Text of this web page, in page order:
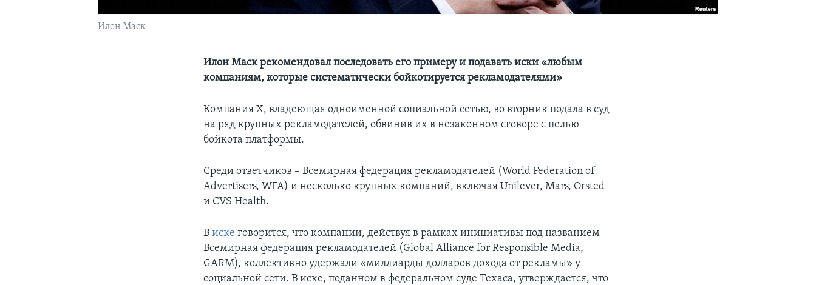
Илон Маск
Илон Маск рекомендовал последовать его примеру и подавать иски «любым
компаниям, которые систематически бойкотируется рекламодателями»
Компания X, владеющая одноименной социальной сетью, во вторник подала в суд
на ряд крупных рекламодателей, обвинив их в незаконном сговоре с целью
бойкота платформы.
Среди ответчиков – Всемирная федерация рекламодателей (World Federation of
Advertisers, WFA) и несколько крупных компаний, включая Unilever, Mars, Orsted
и CVS Health.
Виске говорится, что компании, действуя в рамках инициативы под названием
Всемирная федерация рекламодателей (Global Alliance for Responsible Media,
GARM), коллективно удержали «миллиарды долларов дохода от рекламы» у
социальной сети. В иске, поданном в федеральном суде Техаса, утверждается, что